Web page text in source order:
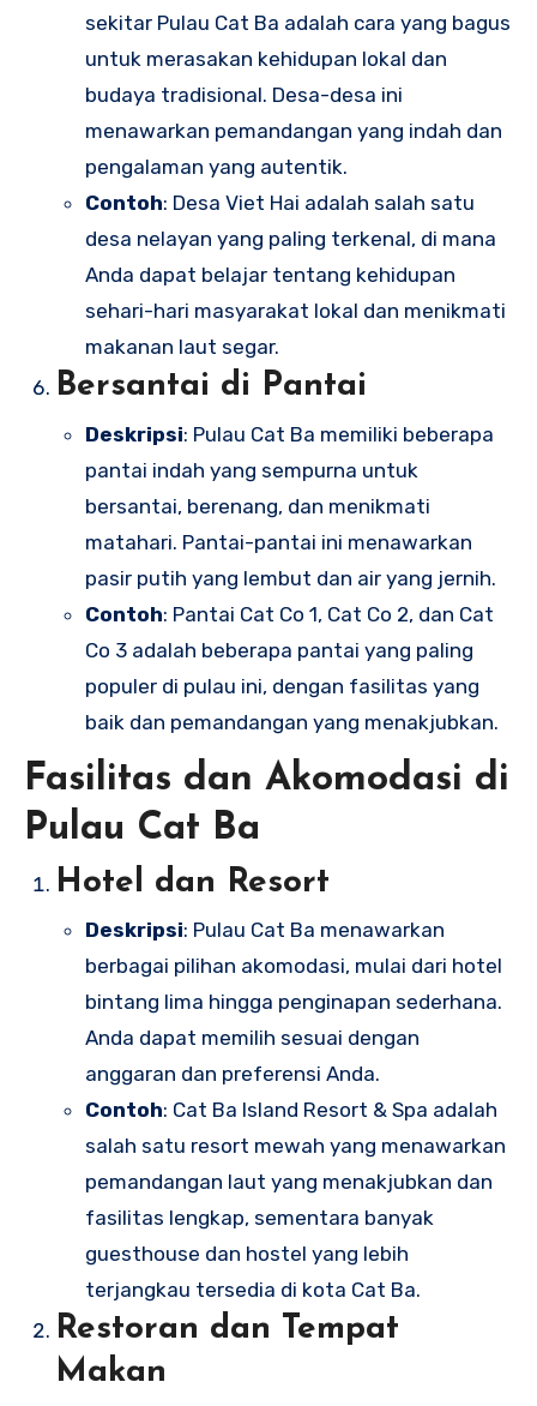
sekitar Pulau Cat Ba adalah cara yang bagus
untuk merasakan kehidupan lokal dan
budaya tradisional. Desa-desa ini
menawarkan pemandangan yang indah dan
pengalaman yang autentik.
Contoh: Desa Viet Hai adalah salah satu
desa nelayan yang paling terkenal, di mana
Anda dapat belajar tentang kehidupan
sehari-hari masyarakat lokal dan menikmati
makanan laut segar.
Bersantai di Pantai
Deskripsi: Pulau Cat Ba memiliki beberapa
pantai indah yang sempurna untuk
bersantai, berenang, dan menikmati
matahari. Pantai-pantai ini menawarkan
pasir putih yang lembut dan air yang jernih.
Contoh: Pantai Cat Co 1, Cat Co 2, dan Cat
Co 3 adalah beberapa pantai yang paling
populer di pulau ini, dengan fasilitas yang
baik dan pemandangan yang menakjubkan.
Fasilitas dan Akomodasi di
Pulau Cat Ba
Hotel dan Resort
Deskripsi: Pulau Cat Ba menawarkan
berbagai pilihan akomodasi, mulai dari hotel
bintang lima hingga penginapan sederhana.
Anda dapat memilih sesuai dengan
anggaran dan preferensi Anda.
Contoh: Cat Ba Island Resort & Spa adalah
salah satu resort mewah yang menawarkan
pemandangan laut yang menakjubkan dan
fasilitas lengkap, sementara banyak
guesthouse dan hostel yang lebih
terjangkau tersedia di kota Cat Ba.
Restoran dan Tempat
Makan